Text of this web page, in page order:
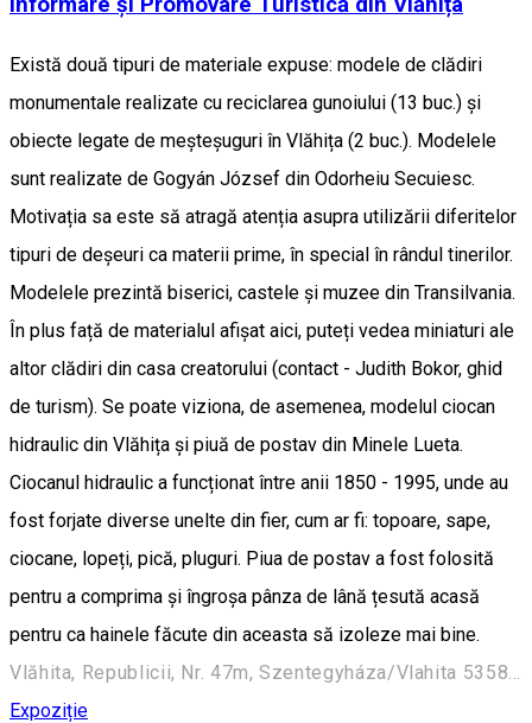
Există două tipuri de materiale expuse: modele de clădiri
monumentale realizate cu reciclarea gunoiului (13 buc.) și
obiecte legate de meșteșuguri în Vlăhița (2 buc.). Modelele
sunt realizate de Gogyán József din Odorheiu Secuiesc.
Motivația sa este să atragă atenția asupra utilizării diferitelor
tipuri de deșeuri ca materii prime, în special în rândul tinerilor.
Modelele prezintă biserici, castele și muzee din Transilvania.
În plus față de materialul afișat aici, puteți vedea miniaturi ale
altor clădiri din casa creatorului (contact - Judith Bokor, ghid
de turism). Se poate viziona, de asemenea, modelul ciocan
hidraulic din Vlăhița și piuă de postav din Minele Lueta.
Ciocanul hidraulic a funcționat între anii 1850 - 1995, unde au
fost forjate diverse unelte din fier, cum ar fi: topoare, sape,
ciocane, lopeți, pică, pluguri. Piua de postav a fost folosită
pentru a comprima și îngroșa pânza de lână țesută acasă
pentru ca hainele făcute din aceasta să izoleze mai bine.
Vlăhita, Republicii, Nr. 47m, Szentegyháza/Vlahita 535800, Romania
Expoziție